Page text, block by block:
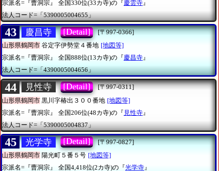
宗派名=『曹洞宗』
全国330位(33カ寺)の『慶雲寺』
法人コード=「5390005004655」
43 慶昌寺 [Detail]
[〒997-0366]
山形県鶴岡市 谷定字伊勢堂４番地 [地図等]
宗派名=『曹洞宗』
全国888位(13カ寺)の『慶昌寺』
法人コード=「4390005004656」
44 見性寺 [Detail]
[〒997-0311]
山形県鶴岡市 黒川字椿出３００番地 [地図等]
宗派名=『曹洞宗』
全国206位(48カ寺)の『 見性寺 』
法人コード=「5390005004837」
45 光学寺 [Detail]
[〒997-0827]
山形県鶴岡市 陽光町５番５号 [地図等]
宗派名=『曹洞宗』
全国4,418位(2カ寺)の『光学寺』